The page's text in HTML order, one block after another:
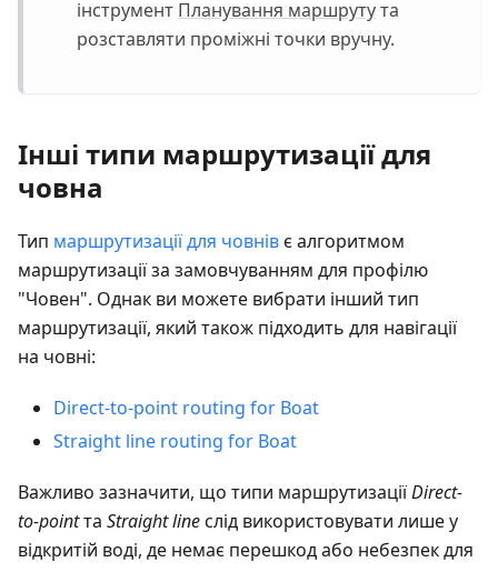
інструмент Планування маршрутута
розставляти проміжні точки вручну.
Інші типи маршрутизації для
човна
Тип маршрутизації для човнівє алгоритмом
маршрутизації за замовчуванням для профілю
"Човен". Однак ви можете вибрати інший тип
маршрутизації, який також підходить для навігації
на човні:
Direct-to-point routing for Boat
Straight line routing for Boat
Важливо зазначити, що типи маршрутизаціїDirect-
to-pointта Straight lineслід використовувати лише у
відкритій воді, де немає перешкод або небезпек для